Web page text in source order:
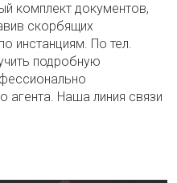
комплект документов,
скорбящих
инстанциям. По тел.
подробную
агента. Наша линия связи